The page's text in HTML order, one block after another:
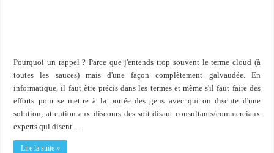
Pourquoi un rappel ? Parce que j'entends trop souvent le terme cloud (à
toutes les sauces) mais d'une façon complètement galvaudée. En
informatique, il faut être précis dans les termes et même s'il faut faire des
efforts pour se mettre à la portée des gens avec qui on discute d'une
solution, attention aux discours des soit-disant consultants/commerciaux
experts qui disent …
Lire la suite »